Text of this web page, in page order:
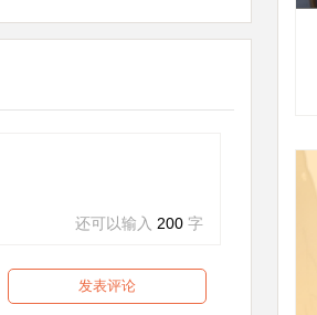
还可以输入 200 字
发表评论